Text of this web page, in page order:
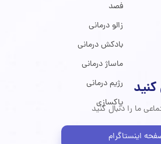
ما را دنبال کنید
کنید
اینستاگرام
فصد
زالو درمانی
بادکش درمانی
ماساژ درمانی
رژیم درمانی
پاکسازی